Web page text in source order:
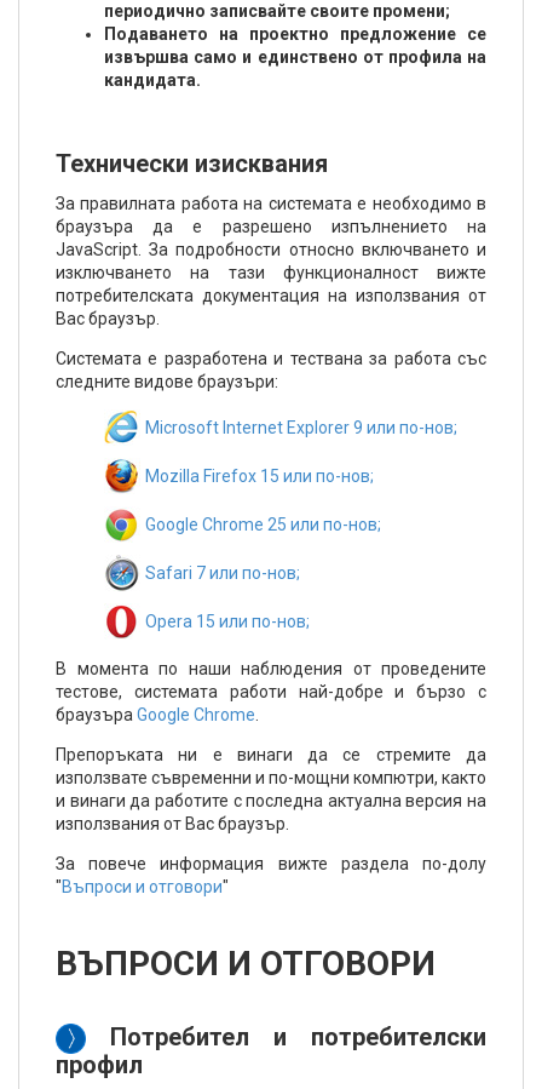
периодично записвайте своите промени;
Подаването на проектно предложение се
извършва само и единствено от профила на
кандидата.
Технически изисквания
За правилната работа на системата е необходимо в
браузъра да е разрешено изпълнението на
JavaScript. За подробности относно включването и
изключването на тази функционалност вижте
потребителската документация на използвания от
Вас браузър.
Системата е разработена и тествана за работа със
следните видове браузъри:
Microsoft Internet Explorer 9 или по-нов;
Mozilla Firefox 15 или по-нов;
Google Chrome 25 или по-нов;
Safari 7 или по-нов;
Opera 15 или по-нов;
В момента по наши наблюдения от проведените
тестове, системата работи най-добре и бързо с
браузъра Google Chrome
Препоръката ни е винаги да се стремите да
използвате съвременни и по-мощни компютри, както
и винаги да работите с последна актуална версия на
използвания от Вас браузър.
За повече информация вижте раздела по-долу
"Въпроси и отговори"
ВЪПРОСИ И ОТГОВОРИ
Потребител и потребителски
профил